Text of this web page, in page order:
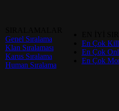
Genel Sıralama
Klan Sıralaması
Karus Sıralama
Human Sıralama
En Çok
En Çok
En Çok